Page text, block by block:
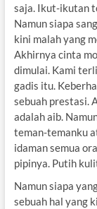
saja. Ikut-ikutan
Namun siapa
kini malah yang
Akhirnya cinta
dimulai. Kami
gadis itu.
sebuah prestasi.
adalah aib.
teman-temanku
idaman semua
pipinya. Putih
Namun siapa
sebuah hal yang